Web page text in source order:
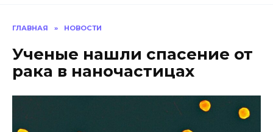
ГЛАВНАЯ » НОВОСТИ
Ученые нашли спасение от
рака в наночастицах